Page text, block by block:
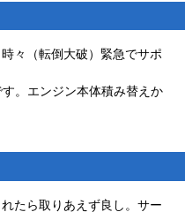
々（転倒大破）緊急でサポ
。エンジン本体積み替えか
たら取りあえず良し。サー